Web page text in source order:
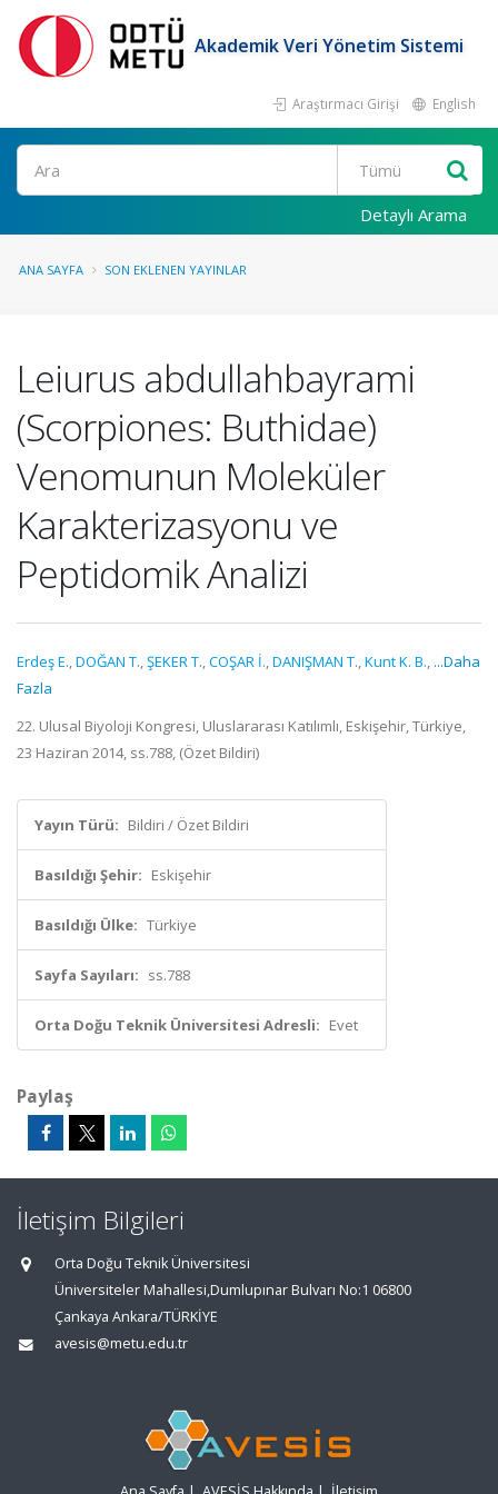
Akademik Veri Yönetim Sistemi
Araştırmacı Girişi English
Ara
Detaylı Arama
ANA SAYFA SON EKLENEN YAYINLAR
Leiurus abdullahbayrami
(Scorpiones: Buthidae)
Venomunun Moleküler
Karakterizasyonu ve
Peptidomik Analizi
Erdeş E.,DOĞAN T.,ŞEKER T.,COŞAR İ.,DANIŞMAN T.,Kunt K. B., ...Daha
Fazla
22. Ulusal Biyoloji Kongresi, Uluslararası Katılımlı, Eskişehir, Türkiye,
23 Haziran 2014, ss.788, (Özet Bildiri)
Yayın Türü: Bildiri / Özet Bildiri
Basıldığı Şehir: Eskişehir
Basıldığı Ülke: Türkiye
Sayfa Sayıları: ss.788
Orta Doğu Teknik Üniversitesi Adresli: Evet
Paylaş
İletişim Bilgileri
Orta Doğu Teknik Üniversitesi
Üniversiteler Mahallesi,Dumlupınar Bulvarı No:1 06800
Çankaya Ankara/TÜRKİYE
avesis@metu.edu.tr